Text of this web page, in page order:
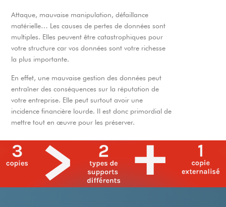
Attaque, mauvaise manipulation, défaillance
matérielle… Les causes de pertes de données sont
multiples. Elles peuvent être catastrophiques pour
votre structure car vos données sont votre richesse
la plus importante.
En effet, une mauvaise gestion des données peut
entraîner des conséquences sur la réputation de
votre entreprise. Elle peut surtout avoir une
incidence financière lourde. Il est donc primordial de
mettre tout en œuvre pour les préserver.